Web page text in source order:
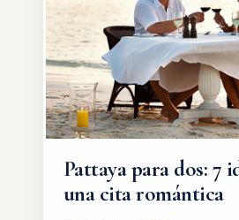
Pattaya para dos: 7
una cita romántica